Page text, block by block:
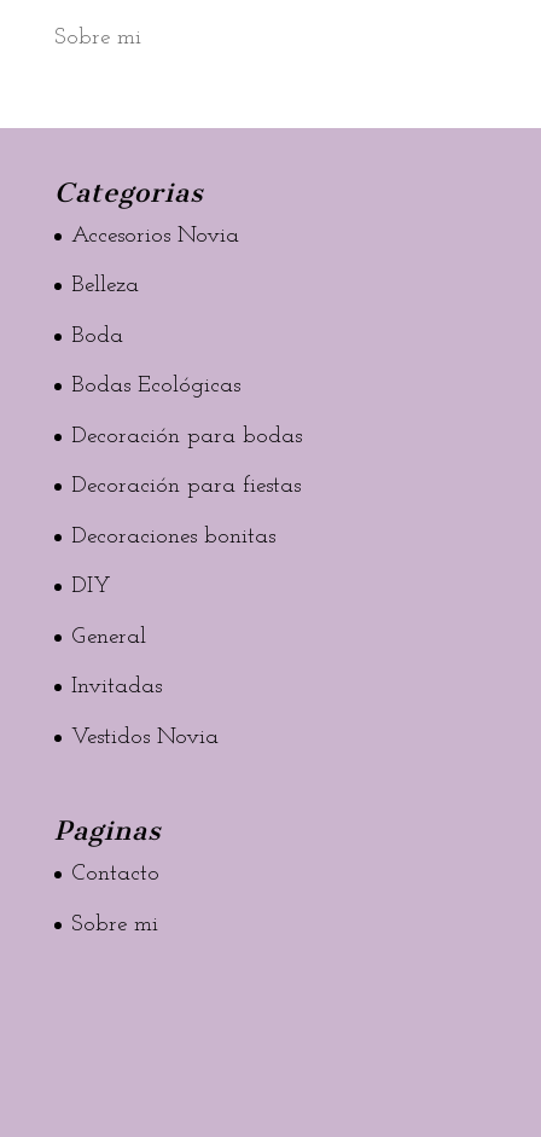
Sobre mi
Categorias
Accesorios Novia
Belleza
Boda
Bodas Ecológicas
Decoración para bodas
Decoración para fiestas
Decoraciones bonitas
DIY
General
Invitadas
Vestidos Novia
Paginas
Contacto
Sobre mi